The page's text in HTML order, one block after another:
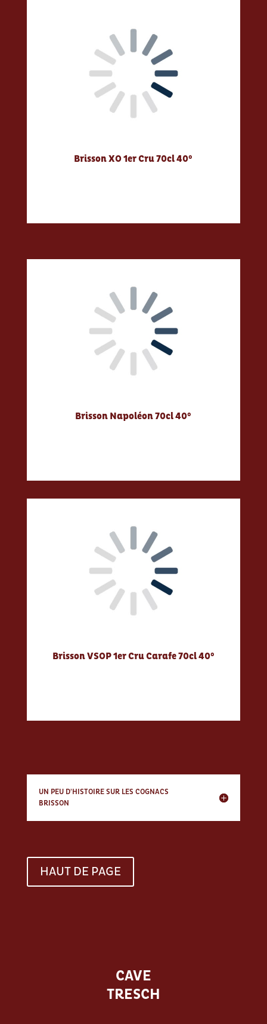
Brisson XO 1er Cru 70cl 40°
Brisson Napoléon 70cl 40°
Brisson VSOP 1er Cru Carafe 70cl 40°
UN PEU D'HISTOIRE SUR LES COGNACS
BRISSON
HAUT DE PAGE
CAVE
TRESCH